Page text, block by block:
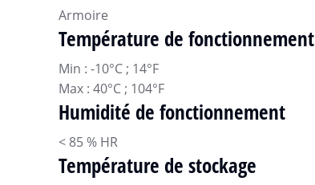
Armoire
Température de fonctionnement
Min : -10°C ; 14°F
Max : 40°C ; 104°F
Humidité de fonctionnement
< 85 % HR
Température de stockage